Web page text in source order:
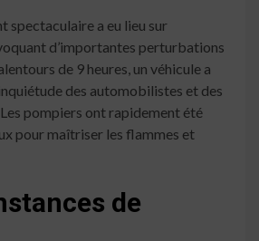
spectaculaire a eu lieu sur
d’importantes perturbations
de 9 heures, un véhicule a
des automobilistes et des
Les pompiers ont rapidement été
pour maîtriser les flammes et
de